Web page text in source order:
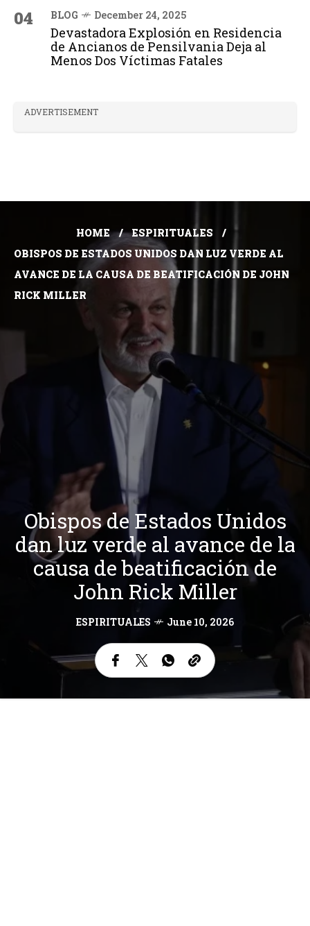
04 BLOG December 24, 2025
Devastadora Explosión en Residencia
de Ancianos de Pensilvania Deja al
Menos Dos Víctimas Fatales
ADVERTISEMENT
HOME
ESPIRITUALES
OBISPOS DE ESTADOS UNIDOS DAN LUZ VERDE AL
AVANCE DE LA CAUSA DE BEATIFICACIÓN DE JOHN
RICK MILLER
Obispos de Estados Unidos
dan luz verde al avance de la
causa de beatificación de
John Rick Miller
ESPIRITUALES June 10, 2026